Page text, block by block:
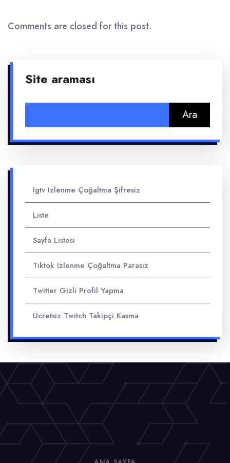
Comments are closed for this post.
Site araması
Igtv Izlenme Çoğaltma Şifresiz
Liste
Sayfa Listesi
Tiktok Izlenme Çoğaltma Parasız
Twitter Gizli Profil Yapma
Ücretsiz Twitch Takipçi Kasma